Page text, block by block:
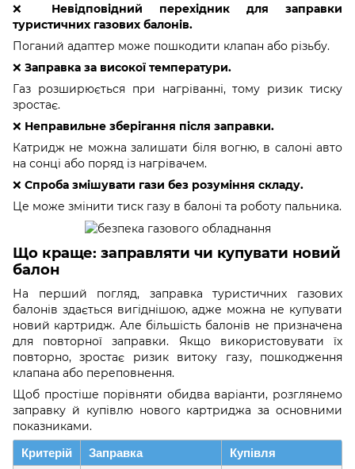
❌ Невідповідний перехідник для заправки
туристичних газових балонів.
Поганий адаптер може пошкодити клапан або різьбу.
❌ Заправка за високої температури.
Газ розширюється при нагріванні, тому ризик тиску
зростає.
❌ Неправильне зберігання після заправки.
Катридж не можна залишати біля вогню, в салоні авто
на сонці або поряд із нагрівачем.
❌ Спроба змішувати гази без розуміння складу.
Це може змінити тиск газу в балоні та роботу пальника.
Що краще: заправляти чи купувати новий
балон
На перший погляд, заправка туристичних газових
балонів здається вигіднішою, адже можна не купувати
новий картридж. Але більшість балонів не призначена
для повторної заправки. Якщо використовувати їх
повторно, зростає ризик витоку газу, пошкодження
клапана або переповнення.
Щоб простіше порівняти обидва варіанти, розглянемо
заправку й купівлю нового картриджа за основними
показниками.
Критерій Заправка Купівля